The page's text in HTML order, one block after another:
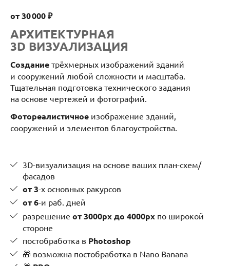
от 30 000 ₽
АРХИТЕКТУРНАЯ
3D ВИЗУАЛИЗАЦИЯ
Создание трёхмерных изображений зданий
и сооружений любой сложности и масштаба.
Тщательная подготовка технического задания
на основе чертежей и фотографий.
Фотореалистичное изображение зданий,
сооружений и элементов благоустройства.
3D-визуализация на основе ваших план-схем/
фасадов
от 3-х основных ракурсов
от 6-и раб. дней
разрешение от 3000px до 4000px по широкой
стороне
постобработка в Photoshop
🎁 возможна постобработка в Nano Banana